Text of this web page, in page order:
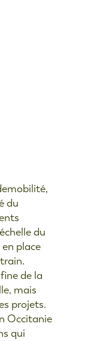
du
du
place
de la
mais
projets.
Occitanie
qui